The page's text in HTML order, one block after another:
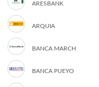
ARESBANK
ARQUIA
BANCA MARCH
BANCA PUEYO